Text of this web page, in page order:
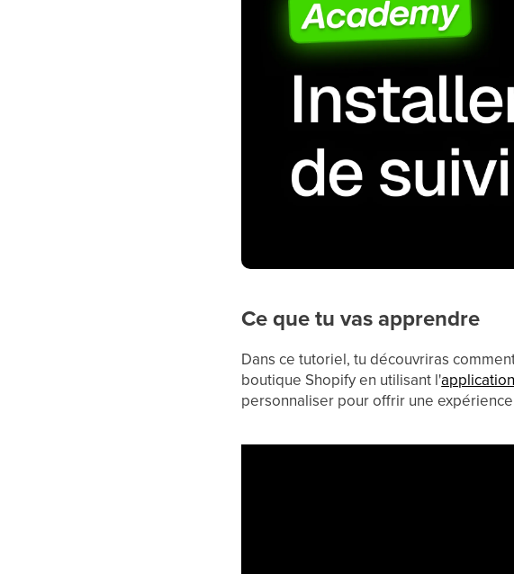
Ce que tu vas apprendre
Dans ce tutoriel, tu découvriras
boutique Shopify en utilisant l'
personnaliser pour offrir une